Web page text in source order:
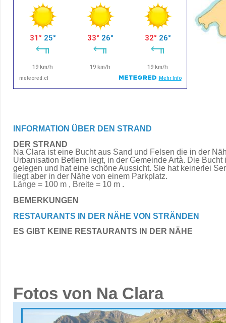
INFORMATION ÜBER DEN STRAND
DER STRAND
Na Clara ist eine Bucht aus Sand und Felsen die in der
Urbanisation Betlem liegt, in der Gemeinde Artà. Die Bucht
gelegen und hat eine schöne Aussicht. Sie hat keinerlei
liegt aber in der Nähe von einem Parkplatz.
Länge = 100 m , Breite = 10 m .
BEMERKUNGEN
RESTAURANTS IN DER NÄHE VON STRÄNDEN
ES GIBT KEINE RESTAURANTS IN DER NÄHE
Fotos von Na Clara